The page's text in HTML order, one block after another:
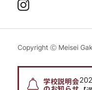
Instagram
Copyright Ⓒ Meisei
学校説明会
2026.08.22 (土)